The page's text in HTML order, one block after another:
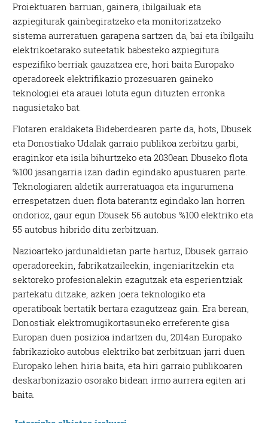
Proiektuaren barruan, gainera, ibilgailuak eta
azpiegiturak gainbegiratzeko eta monitorizatzeko
sistema aurreratuen garapena sartzen da, bai eta ibilgailu
elektrikoetarako suteetatik babesteko azpiegitura
espezifiko berriak gauzatzea ere, hori baita Europako
operadoreek elektrifikazio prozesuaren gaineko
teknologiei eta arauei lotuta egun dituzten erronka
nagusietako bat.
Flotaren eraldaketa Bideberdearen parte da, hots, Dbusek
eta Donostiako Udalak garraio publikoa zerbitzu garbi,
eraginkor eta isila bihurtzeko eta 2030ean Dbuseko flota
%100 jasangarria izan dadin egindako apustuaren parte.
Teknologiaren aldetik aurreratuagoa eta ingurumena
errespetatzen duen flota baterantz egindako lan horren
ondorioz, gaur egun Dbusek 56 autobus %100 elektriko eta
55 autobus hibrido ditu zerbitzuan.
Nazioarteko jardunaldietan parte hartuz, Dbusek garraio
operadoreekin, fabrikatzaileekin, ingeniaritzekin eta
sektoreko profesionalekin ezagutzak eta esperientziak
partekatu ditzake, azken joera teknologiko eta
operatiboak bertatik bertara ezagutzeaz gain. Era berean,
Donostiak elektromugikortasuneko erreferente gisa
Europan duen posizioa indartzen du, 2014an Europako
fabrikazioko autobus elektriko bat zerbitzuan jarri duen
Europako lehen hiria baita, eta hiri garraio publikoaren
deskarbonizazio osorako bidean irmo aurrera egiten ari
baita.